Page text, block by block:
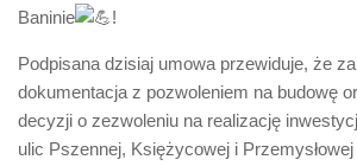
Baninie
!
Podpisana dzisiaj umowa przewiduje, że
dokumentacja z pozwoleniem na budowę
decyzji o zezwoleniu na realizację
ulic Pszennej, Księżycowej i